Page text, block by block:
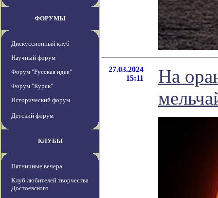
ФОРУМЫ
Дискуссионный клуб
Научный форум
Форум "Русская идея"
Форум "Курск"
Исторический форум
Детский форум
КЛУБЫ
Пятничные вечера
Клуб любителей творчества
Достоевского
27.03.2024
15:11
На